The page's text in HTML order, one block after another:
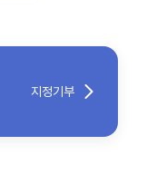
지정기부